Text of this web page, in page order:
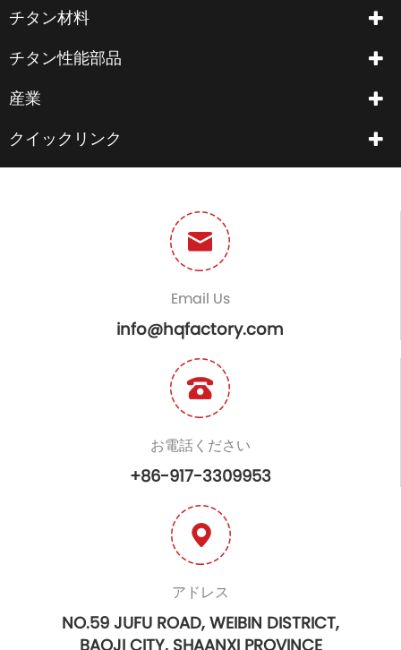
チタン材料
チタン性能部品
産業
クイックリンク
Email Us
info@hqfactory.com
お電話ください
+86-917-3309953
アドレス
NO.59 JUFU ROAD, WEIBIN DISTRICT,
BAOJI CITY, SHAANXI PROVINCE